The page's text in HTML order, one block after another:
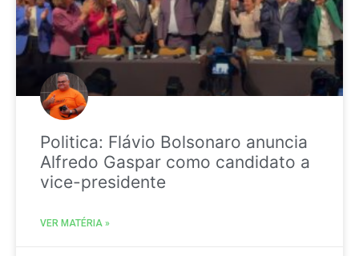
Politica: Flávio Bolsonaro anuncia
Alfredo Gaspar como candidato a
vice-presidente
VER MATÉRIA »